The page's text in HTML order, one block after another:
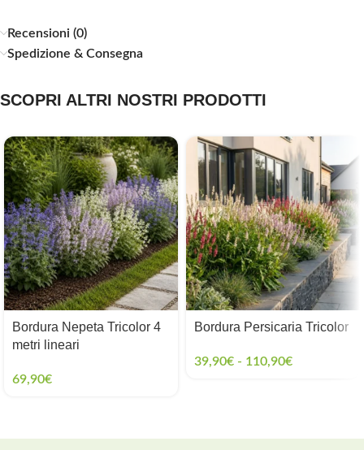
Recensioni (0)
Spedizione & Consegna
SCOPRI ALTRI NOSTRI PRODOTTI
Bordura Nepeta Tricolor 4
metri lineari
69,90€
Bordura Persicaria Tricolor
39,90€ - 110,90€